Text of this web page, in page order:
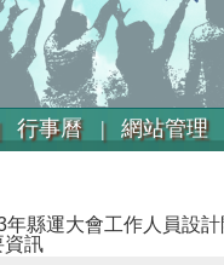
行事曆 | 網站管理
年縣運大會工作人員設
資訊